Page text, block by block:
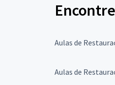
Aulas de
Aulas de